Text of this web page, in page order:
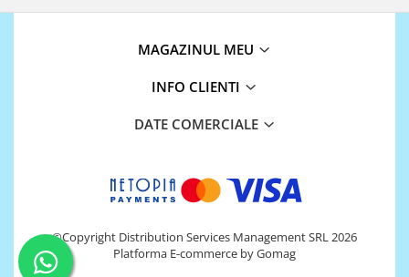
MAGAZINUL MEU
INFO CLIENTI
DATE COMERCIALE
©Copyright Distribution Services Management SRL 2026
Platforma E-commerce by Gomag